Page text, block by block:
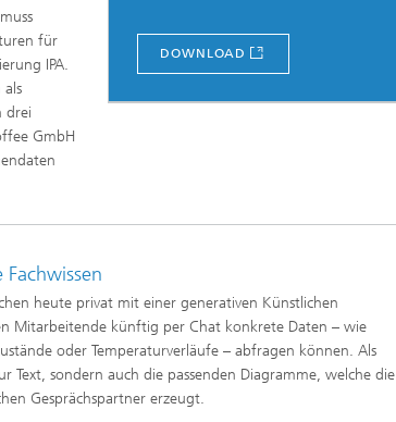
für
IPA.
als
drei
GmbH
DOWNLOAD
heute privat mit einer generativen Künstlichen
Mitarbeitende künftig per Chat konkrete Daten – wie
oder Temperaturverläufe – abfragen können. Als
Text, sondern auch die passenden Diagramme, welche die
Gesprächspartner erzeugt.